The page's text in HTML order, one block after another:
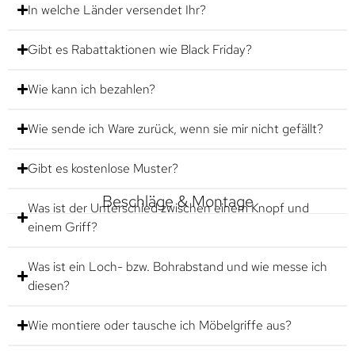
In welche Länder versendet Ihr?
Gibt es Rabattaktionen wie Black Friday?
Wie kann ich bezahlen?
Wie sende ich Ware zurück, wenn sie mir nicht gefällt?
Gibt es kostenlose Muster?
Beschläge & Montage
Was ist der Unterschied zwischen einem Knopf und
einem Griff?
Was ist ein Loch- bzw. Bohrabstand und wie messe ich
diesen?
Wie montiere oder tausche ich Möbelgriffe aus?